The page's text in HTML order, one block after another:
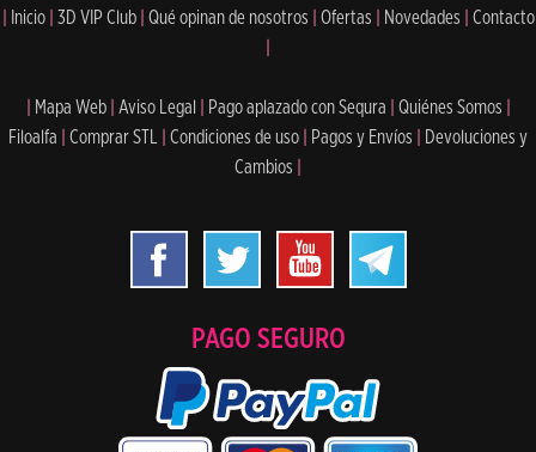
Inicio 3D VIP Club Qué opinan de nosotros Ofertas Novedades
Contacto
Mapa Web Aviso Legal Pago aplazado con Sequra Quiénes Somos
Filoalfa
Comprar STL Condiciones de uso Pagos y Envíos
Devoluciones y
Cambios
PAGO SEGURO